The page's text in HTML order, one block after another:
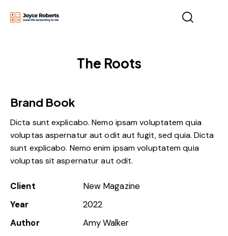
The Roots
Brand Book
Dicta sunt explicabo. Nemo ipsam voluptatem quia
voluptas aspernatur aut odit aut fugit, sed quia. Dicta
sunt explicabo. Nemo enim ipsam voluptatem quia
voluptas sit aspernatur aut odit.
Client
New Magazine
Year
2022
Author
Amy Walker